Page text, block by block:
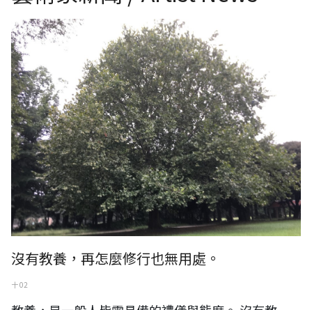
日本東京世田谷區公園
沒有教養，再怎麼修行也無用處。
十 02